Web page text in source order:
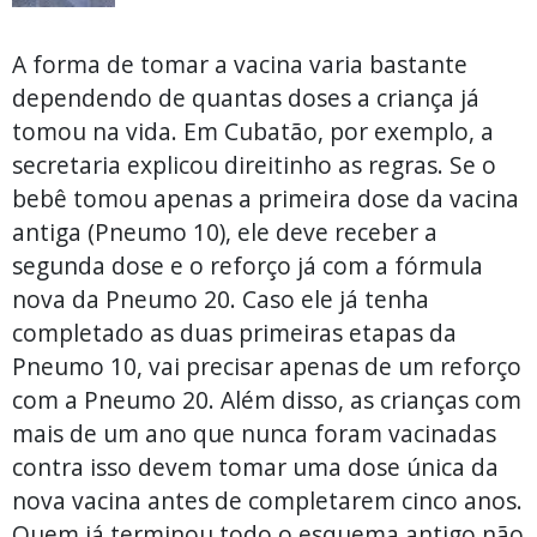
A forma de tomar a vacina varia bastante
dependendo de quantas doses a criança já
tomou na vida. Em Cubatão, por exemplo, a
secretaria explicou direitinho as regras. Se o
bebê tomou apenas a primeira dose da vacina
antiga (Pneumo 10), ele deve receber a
segunda dose e o reforço já com a fórmula
nova da Pneumo 20. Caso ele já tenha
completado as duas primeiras etapas da
Pneumo 10, vai precisar apenas de um reforço
com a Pneumo 20. Além disso, as crianças com
mais de um ano que nunca foram vacinadas
contra isso devem tomar uma dose única da
nova vacina antes de completarem cinco anos.